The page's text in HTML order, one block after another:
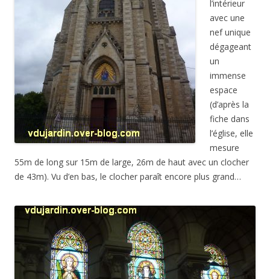
l’intérieur
avec une
nef unique
dégageant
un
immense
espace
(d’après la
fiche dans
l’église, elle
mesure
55m de long sur 15m de large, 26m de haut avec un clocher
de 43m). Vu d’en bas, le clocher paraît encore plus grand…